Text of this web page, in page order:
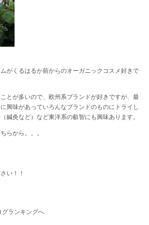
がくるはるか前からのオーガニックコスメ好きで
とが多いので、欧州系ブランドが好きですが、最
興味があっていろんなブランドのものにトライし
鍼灸など）など東洋系の叡智にも興味あります。
らから。。。
い！！
グランキングへ